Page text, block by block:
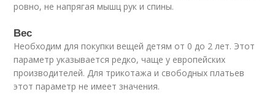
ровно, не напрягая мышц рук и спины.
Вес
Необходим для покупки вещей детям от 0 до 2 лет. Этот
параметр указывается редко, чаще у европейских
производителей. Для трикотажа и свободных платьев
этот параметр не имеет значения.